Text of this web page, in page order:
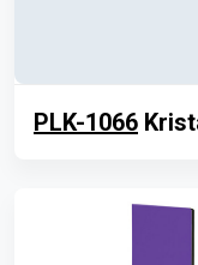
PLK-1066